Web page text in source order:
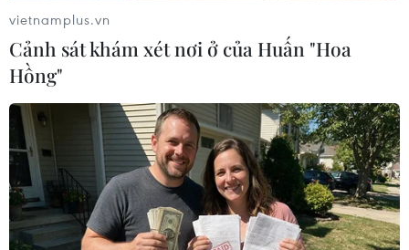
(TTXVN/Vietnam+)
vietnamplus.vn
Cảnh sát khám xét nơi ở của Huấn "Hoa
Hồng"